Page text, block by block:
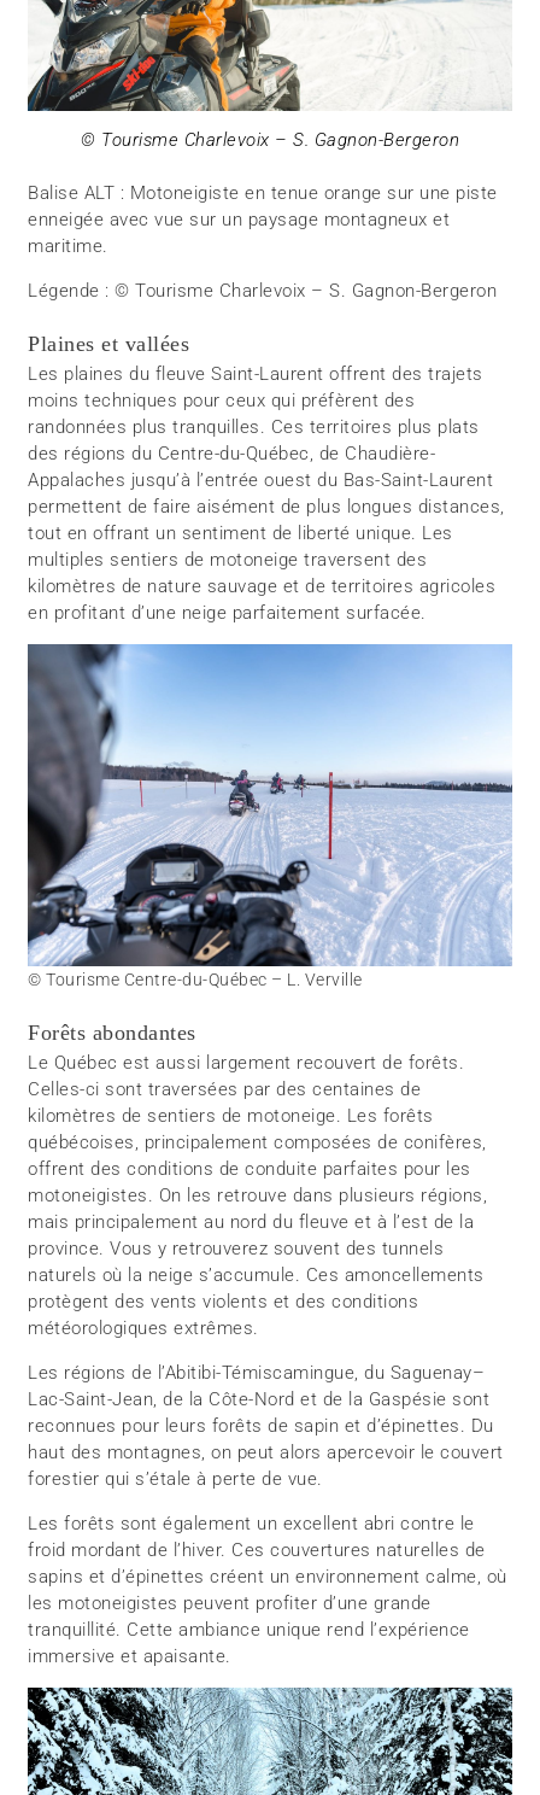
© Tourisme Charlevoix – S. Gagnon-Bergeron
Balise ALT : Motoneigiste en tenue orange sur une piste
enneigée avec vue sur un paysage montagneux et
maritime.
Légende : © Tourisme Charlevoix – S. Gagnon-Bergeron
Plaines et vallées
Les plaines du fleuve Saint-Laurent offrent des trajets
moins techniques pour ceux qui préfèrent des
randonnées plus tranquilles. Ces territoires plus plats
des régions du Centre-du-Québec, de Chaudière-
Appalaches jusqu’à l’entrée ouest du Bas-Saint-Laurent
permettent de faire aisément de plus longues distances,
tout en offrant un sentiment de liberté unique. Les
multiples sentiers de motoneige traversent des
kilomètres de nature sauvage et de territoires agricoles
en profitant d’une neige parfaitement surfacée.
© Tourisme Centre-du-Québec – L. Verville
Forêts abondantes
Le Québec est aussi largement recouvert de forêts.
Celles-ci sont traversées par des centaines de
kilomètres de sentiers de motoneige. Les forêts
québécoises, principalement composées de conifères,
offrent des conditions de conduite parfaites pour les
motoneigistes. On les retrouve dans plusieurs régions,
mais principalement au nord du fleuve et à l’est de la
province. Vous y retrouverez souvent des tunnels
naturels où la neige s’accumule. Ces amoncellements
protègent des vents violents et des conditions
météorologiques extrêmes.
Les régions de l’Abitibi-Témiscamingue, du Saguenay–
Lac-Saint-Jean, de la Côte-Nord et de la Gaspésie sont
reconnues pour leurs forêts de sapin et d’épinettes. Du
haut des montagnes, on peut alors apercevoir le couvert
forestier qui s’étale à perte de vue.
Les forêts sont également un excellent abri contre le
froid mordant de l’hiver. Ces couvertures naturelles de
sapins et d’épinettes créent un environnement calme, où
les motoneigistes peuvent profiter d’une grande
tranquillité. Cette ambiance unique rend l’expérience
immersive et apaisante.